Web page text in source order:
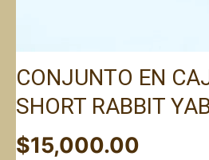
CONJUNTO EN
SHORT RABBIT
$15,000.00